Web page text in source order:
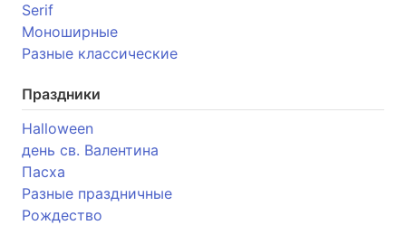
Serif
Моноширные
Разные классические
Праздники
Halloween
день св. Валентина
Пасха
Разные праздничные
Рождество